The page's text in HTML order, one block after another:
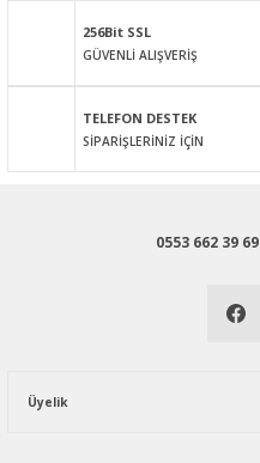
256Bit SSL
GÜVENLİ ALIŞVERİŞ
TELEFON DESTEK
SİPARİŞLERİNİZ İÇİN
0553 662 39 69
Üyelik